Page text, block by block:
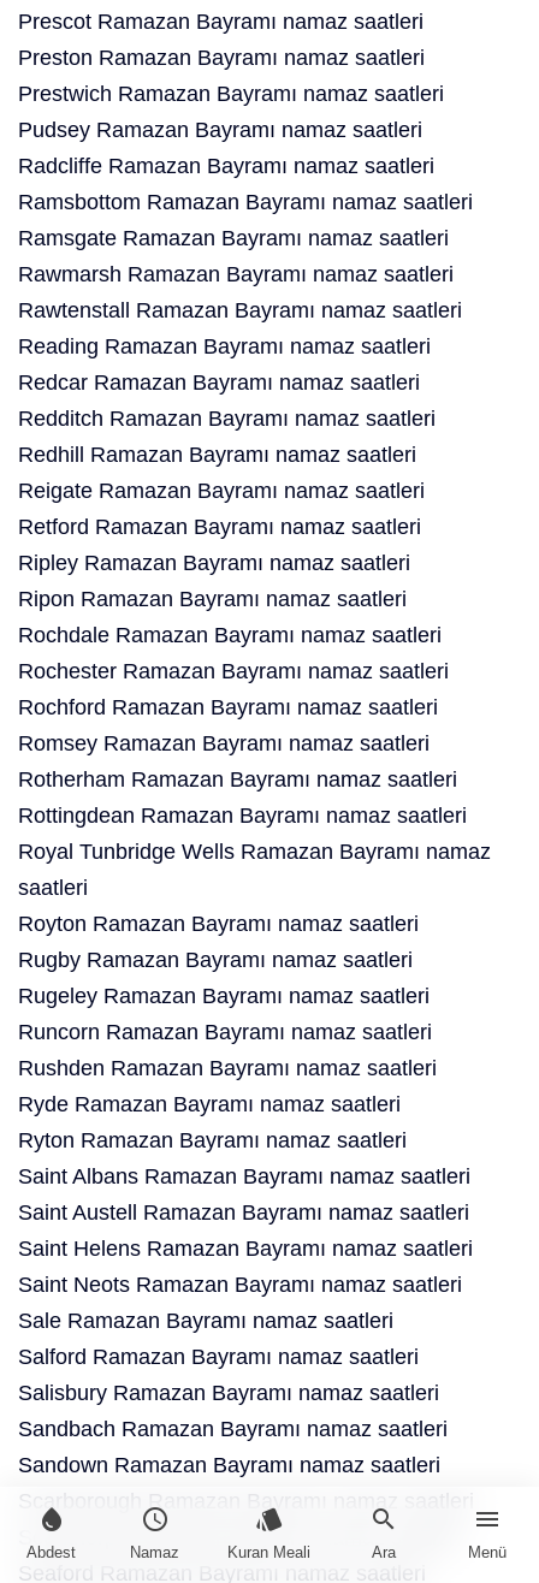
water_drop
Abdest
schedule
Namaz
style
Kuran Meali
search
Ara
menu
Menü
Prescot Ramazan Bayramı namaz saatleri
Preston Ramazan Bayramı namaz saatleri
Prestwich Ramazan Bayramı namaz saatleri
Pudsey Ramazan Bayramı namaz saatleri
Radcliffe Ramazan Bayramı namaz saatleri
Ramsbottom Ramazan Bayramı namaz saatleri
Ramsgate Ramazan Bayramı namaz saatleri
Rawmarsh Ramazan Bayramı namaz saatleri
Rawtenstall Ramazan Bayramı namaz saatleri
Reading Ramazan Bayramı namaz saatleri
Redcar Ramazan Bayramı namaz saatleri
Redditch Ramazan Bayramı namaz saatleri
Redhill Ramazan Bayramı namaz saatleri
Reigate Ramazan Bayramı namaz saatleri
Retford Ramazan Bayramı namaz saatleri
Ripley Ramazan Bayramı namaz saatleri
Ripon Ramazan Bayramı namaz saatleri
Rochdale Ramazan Bayramı namaz saatleri
Rochester Ramazan Bayramı namaz saatleri
Rochford Ramazan Bayramı namaz saatleri
Romsey Ramazan Bayramı namaz saatleri
Rotherham Ramazan Bayramı namaz saatleri
Rottingdean Ramazan Bayramı namaz saatleri
Royal Tunbridge Wells Ramazan Bayramı namaz
saatleri
Royton Ramazan Bayramı namaz saatleri
Rugby Ramazan Bayramı namaz saatleri
Rugeley Ramazan Bayramı namaz saatleri
Runcorn Ramazan Bayramı namaz saatleri
Rushden Ramazan Bayramı namaz saatleri
Ryde Ramazan Bayramı namaz saatleri
Ryton Ramazan Bayramı namaz saatleri
Saint Albans Ramazan Bayramı namaz saatleri
Saint Austell Ramazan Bayramı namaz saatleri
Saint Helens Ramazan Bayramı namaz saatleri
Saint Neots Ramazan Bayramı namaz saatleri
Sale Ramazan Bayramı namaz saatleri
Salford Ramazan Bayramı namaz saatleri
Salisbury Ramazan Bayramı namaz saatleri
Sandbach Ramazan Bayramı namaz saatleri
Sandown Ramazan Bayramı namaz saatleri
Scarborough Ramazan Bayramı namaz saatleri
Scunthorpe Ramazan Bayramı namaz saatleri
Seaford Ramazan Bayramı namaz saatleri